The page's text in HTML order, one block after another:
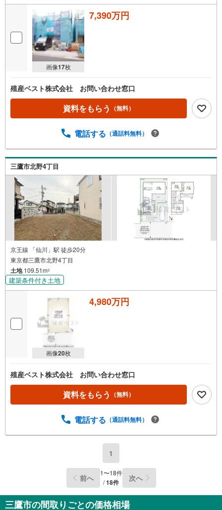
画像17枚
7,390万円
殖産ベスト株式会社 お問い合わせ窓口
資料をもらう （無料）
電話する （通話料無料）
三鷹市北野4丁目
京王線 「仙川」駅 徒歩20分
東京都三鷹市北野4丁目
土地109.51m2
建築条件付き土地
画像20枚
4,980万円
殖産ベスト株式会社 お問い合わせ窓口
資料をもらう （無料）
電話する （通話料無料）
1
前へ 1〜18件
/18件 次へ
三鷹市の間取りごとの価格相場